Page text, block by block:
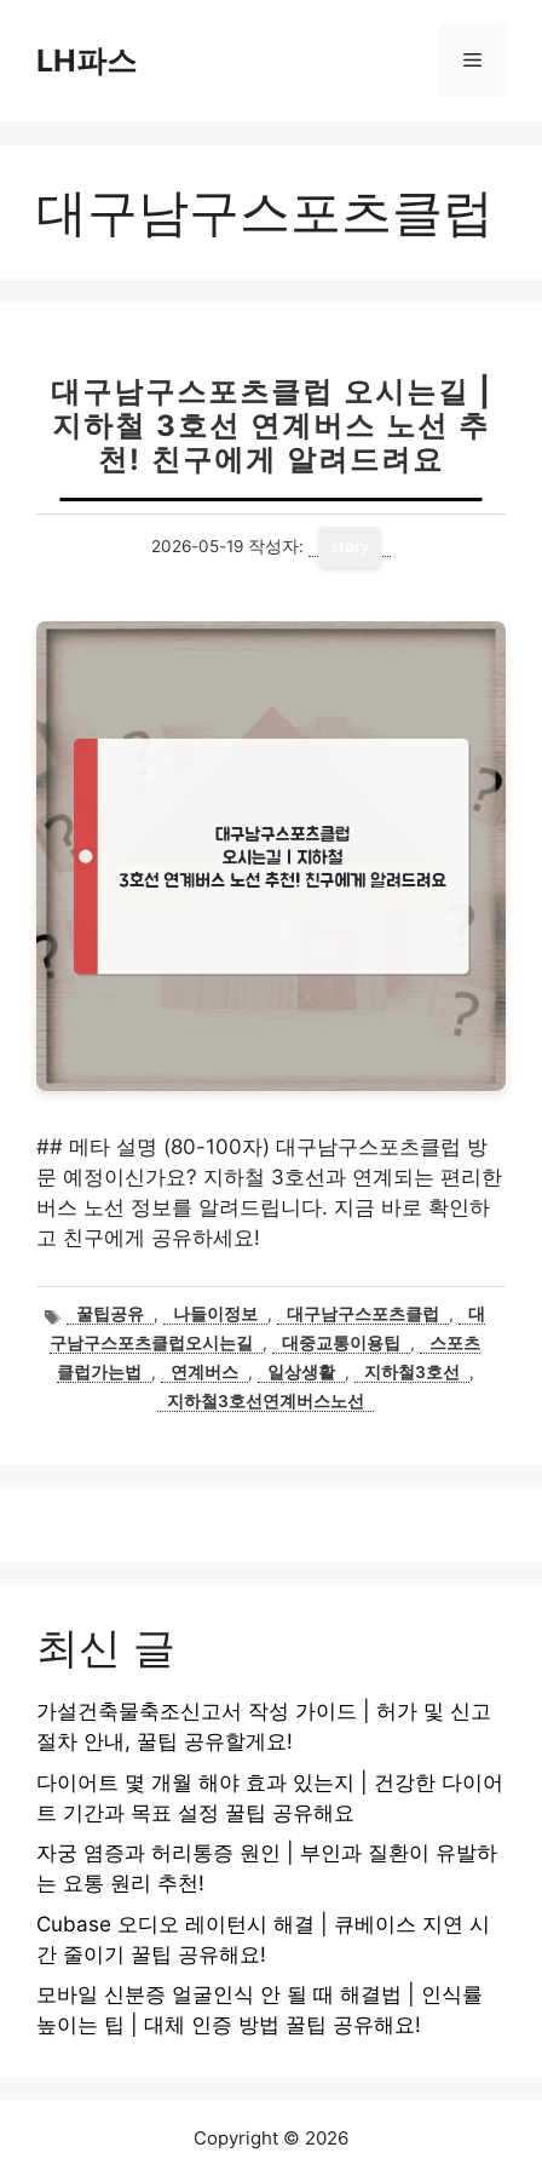
LH파스 메
대구남구스포츠클럽
대구남구스포츠클럽 오시는길 |
지하철 3호선 연계버스 노선 추
천! 친구에게 알려드려요
2026-05-19 작성자:
## 메타 설명 (80-100자) 대구남구스포츠클럽 방
문 예정이신가요? 지하철 3호선과 연계되는 편리한
버스 노선 정보를 알려드립니다. 지금 바로 확인하
고 친구에게 공유하세요!
태
그
꿀팁공유 , 나들이정보 , 대구남구스포츠클럽 ,
대
구남구스포츠클럽오시는길
, 대중교통이용팁 ,
스포츠
클럽가는법
, 연계버스 , 일상생활 , 지하철3호선
,
지하철3호선연계버스노선
최신 글
가설건축물축조신고서 작성 가이드 | 허가 및 신고
절차 안내, 꿀팁 공유할게요!
다이어트 몇 개월 해야 효과 있는지 | 건강한 다이어
트 기간과 목표 설정 꿀팁 공유해요
자궁 염증과 허리통증 원인 | 부인과 질환이 유발하
는 요통 원리 추천!
Cubase 오디오 레이턴시 해결 | 큐베이스 지연 시
간 줄이기 꿀팁 공유해요!
모바일 신분증 얼굴인식 안 될 때 해결법 | 인식률
높이는 팁 | 대체 인증 방법 꿀팁 공유해요!
Copyright © 2026